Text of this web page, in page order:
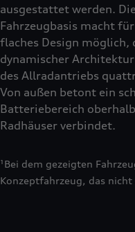
ausgestattet werden.
Fahrzeugbasis macht
flaches Design möglich,
dynamischer
des Allradantriebs
Von außen betont ein
Batteriebereich
Radhäuser verbindet.
¹Bei dem gezeigten
Konzeptfahrzeug, das